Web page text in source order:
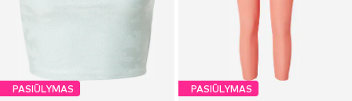
PASIŪLYMAS PASIŪLYMAS